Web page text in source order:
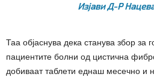
Изјави Д-Р
Таа објаснува дека станува збор за
пациентите болни од цистична
добиваат таблети еднаш месечно и